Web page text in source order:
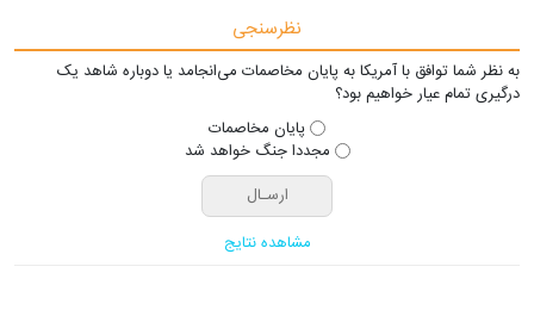
نظرسنجی
به نظر شما توافق با آمریکا به پایان مخاصمات می‌انجامد یا دوباره شاهد یک
درگیری تمام عیار خواهیم بود؟
پایان مخاصمات
مجددا جنگ خواهد شد
مشاهده نتایج